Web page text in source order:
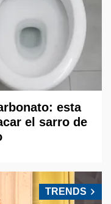
esta
el sarro de
TRENDS